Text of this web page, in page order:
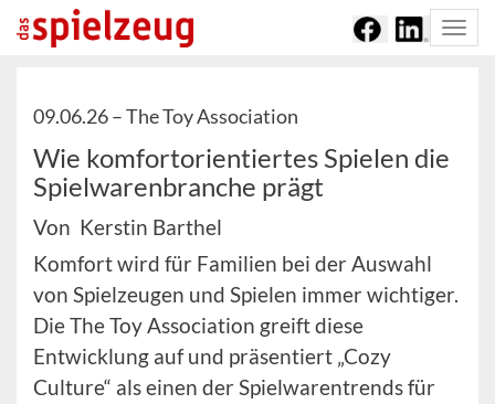
09.06.26 –The Toy Association
Wie komfortorientiertes Spielen die
Spielwarenbranche prägt
Von Kerstin Barthel
Komfort wird für Familien bei der Auswahl
von Spielzeugen und Spielen immer wichtiger.
Die The Toy Association greift diese
Entwicklung auf und präsentiert „Cozy
Culture“ als einen der Spielwarentrends für